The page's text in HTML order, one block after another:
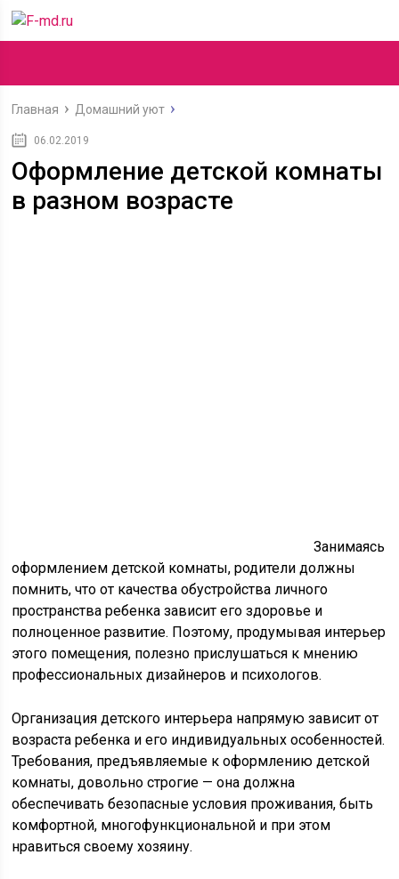
Главная Домашний уют
06.02.2019
Оформление детской комнаты
в разном возрасте
Занимаясь
оформлением детской комнаты, родители должны
помнить, что от качества обустройства личного
пространства ребенка зависит его здоровье и
полноценное развитие. Поэтому, продумывая интерьер
этого помещения, полезно прислушаться к мнению
профессиональных дизайнеров и психологов.
Организация детского интерьера напрямую зависит от
возраста ребенка и его индивидуальных особенностей.
Требования, предъявляемые к оформлению детской
комнаты, довольно строгие — она должна
обеспечивать безопасные условия проживания, быть
комфортной, многофункциональной и при этом
нравиться своему хозяину.